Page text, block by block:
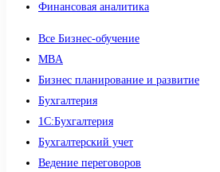
Финансовая аналитика
Все Бизнес-обучение
MBA
Бизнес планирование и развитие
Бухгалтерия
1C:Бухгалтерия
Бухгалтерский учет
Ведение переговоров